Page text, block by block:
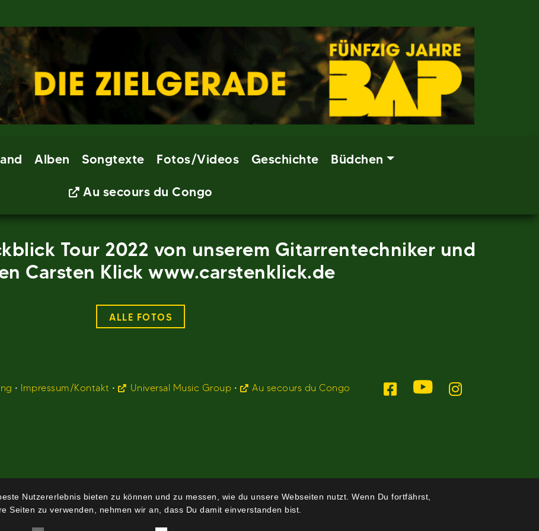
Alben Songtexte Fotos/Videos Geschichte Büdchen
Au secours du Congo
Tour 2022 von unserem Gitarrentechniker und
Carsten Klick www.carstenklick.de
ALLE FOTOS
• Impressum/Kontakt • Universal Music Group • Au secours du Congo
Nutzererlebnis bieten zu können und zu messen, wie du unsere Webseiten nutzt. Wenn Du fortfährst,
Seiten zu verwenden, nehmen wir an, dass Du damit einverstanden bist.